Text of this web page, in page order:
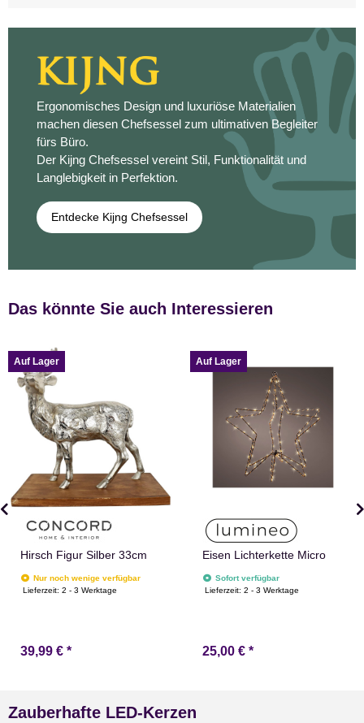
Ergonomisches Design und luxuriöse Materialien
machen diesen Chefsessel zum ultimativen Begleiter
fürs Büro.
Der Kijng Chefsessel vereint Stil, Funktionalität und
Langlebigkeit in Perfektion.
Entdecke Kijng Chefsessel
Das könnte Sie auch Interessieren
Auf Lager
Hirsch Figur Silber 33cm
Nur noch wenige verfügbar
Lieferzeit:2 - 3 Werktage
39,99 € *
Auf Lager
Eisen Lichterkette Micro
Sofort verfügbar
Lieferzeit:2 - 3 Werktage
25,00 € *
Zauberhafte LED-Kerzen